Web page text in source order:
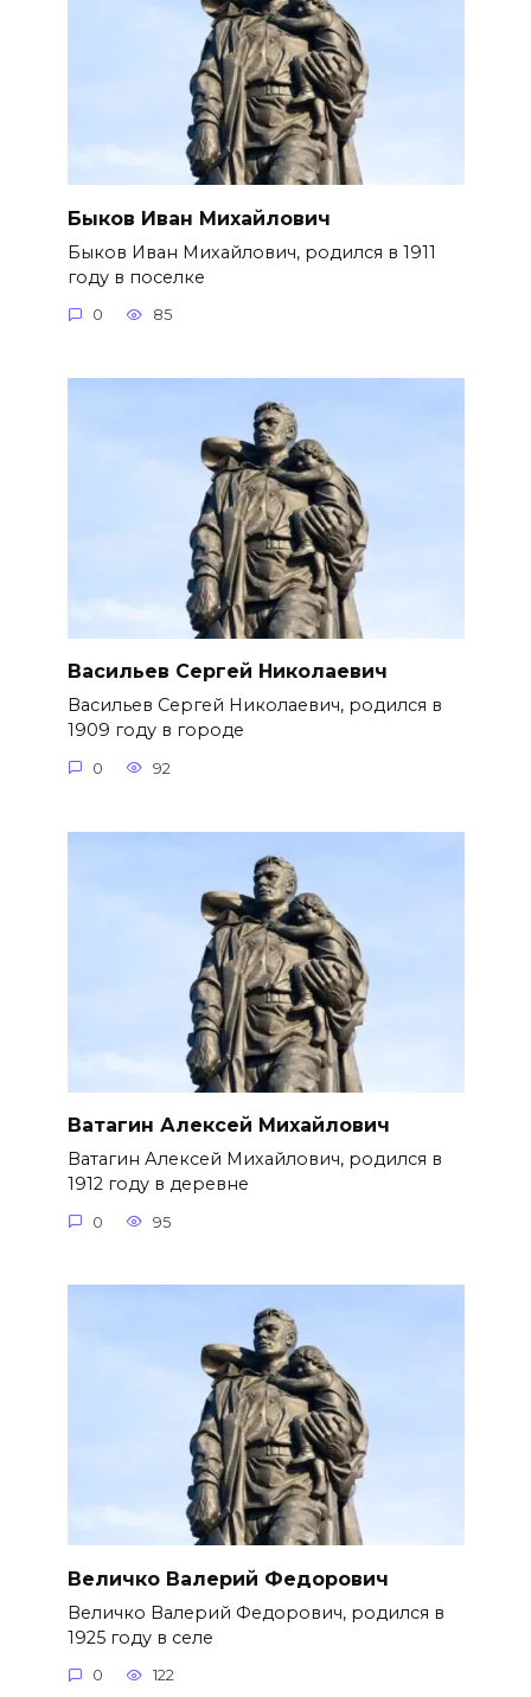
Быков Иван Михайлович
Быков Иван Михайлович, родился в 1911
году в поселке
0 85
Васильев Сергей Николаевич
Васильев Сергей Николаевич, родился в
1909 году в городе
0 92
Ватагин Алексей Михайлович
Ватагин Алексей Михайлович, родился в
1912 году в деревне
0 95
Величко Валерий Федорович
Величко Валерий Федорович, родился в
1925 году в селе
0 122